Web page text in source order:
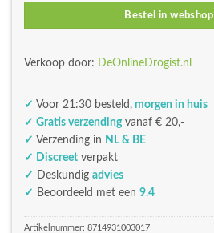
Bestel in webshop
Verkoop door: DeOnlineDrogist.nl
✓ Voor 21:30 besteld, morgen in huis
✓ Gratis verzendingvanaf € 20,-
✓ Verzending in NL & BE
✓ Discreet verpakt
✓
Deskundig advies
✓ Beoordeeld met een 9.4
Artikelnummer: 8714931003017